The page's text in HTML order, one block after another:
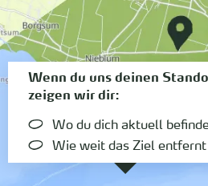
Wenn du uns deinen
zeigen wir dir:
Wo du dich aktuell
Wie weit das Ziel